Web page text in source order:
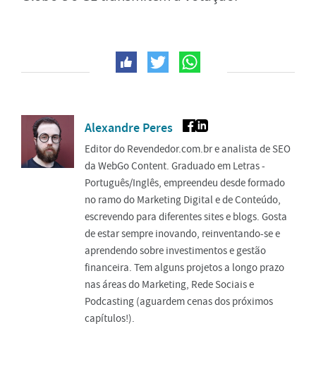
Alexandre Peres
Editor do Revendedor.com.br e analista de SEO
da WebGo Content. Graduado em Letras -
Português/Inglês, empreendeu desde formado
no ramo do Marketing Digital e de Conteúdo,
escrevendo para diferentes sites e blogs. Gosta
de estar sempre inovando, reinventando-se e
aprendendo sobre investimentos e gestão
financeira. Tem alguns projetos a longo prazo
nas áreas do Marketing, Rede Sociais e
Podcasting (aguardem cenas dos próximos
capítulos!).